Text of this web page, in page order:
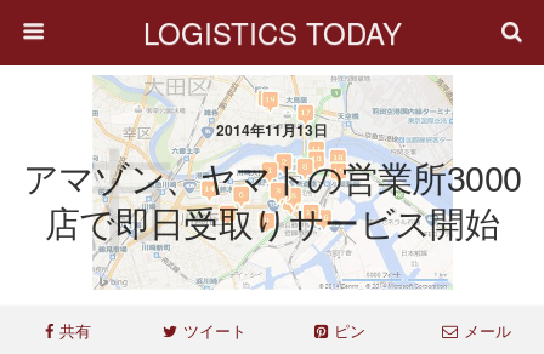
LOGISTICS TODAY
2014年11月13日
アマゾン、ヤマトの営業所3000
店で即日受取りサービス開始
共有 ツイート ピン メール